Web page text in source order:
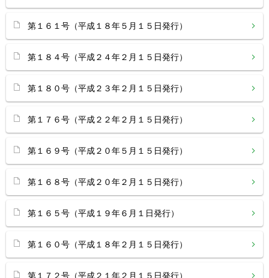
第１６１号（平成１８年５月１５日発行）
第１８４号（平成２４年２月１５日発行）
第１８０号（平成２３年２月１５日発行）
第１７６号（平成２２年２月１５日発行）
第１６９号（平成２０年５月１５日発行）
第１６８号（平成２０年２月１５日発行）
第１６５号（平成１９年６月１日発行）
第１６０号（平成１８年２月１５日発行）
第１７２号（平成２１年２月１５日発行）